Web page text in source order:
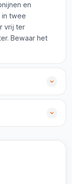
en
in twee
vrij ter
Bewaar het